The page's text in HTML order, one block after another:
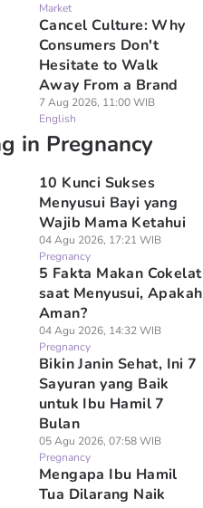
Market
Cancel Culture: Why
Consumers Don't
Hesitate to Walk
Away From a Brand
7 Aug 2026, 11:00 WIB
English
in Pregnancy
10 Kunci Sukses
Menyusui Bayi yang
Wajib Mama Ketahui
04 Agu 2026, 17:21 WIB
Pregnancy
5 Fakta Makan Cokelat
saat Menyusui, Apakah
Aman?
04 Agu 2026, 14:32 WIB
Pregnancy
Bikin Janin Sehat, Ini 7
Sayuran yang Baik
untuk Ibu Hamil 7
Bulan
05 Agu 2026, 07:58 WIB
Pregnancy
Mengapa Ibu Hamil
Tua Dilarang Naik